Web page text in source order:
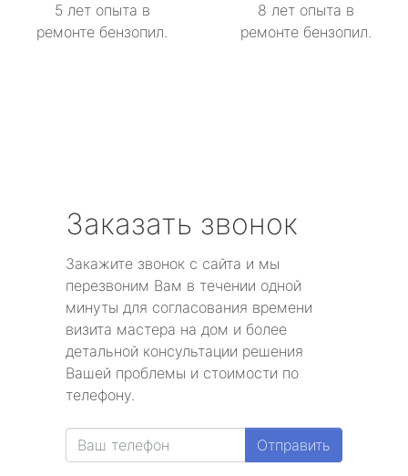
5 лет опыта в
ремонте бензопил.
8 лет опыта в
ремонте бензопил.
Заказать звонок
Закажите звонок с сайта и мы
перезвоним Вам в течении одной
минуты для согласования времени
визита мастера на дом и более
детальной консультации решения
Вашей проблемы и стоимости по
телефону.
Отправить